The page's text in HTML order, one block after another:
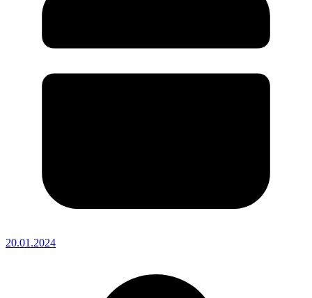
20.01.2024